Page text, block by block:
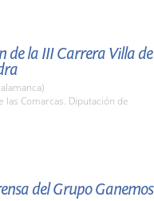
de la III Carrera Villa de
las Comarcas. Diputación de
del Grupo Ganemos